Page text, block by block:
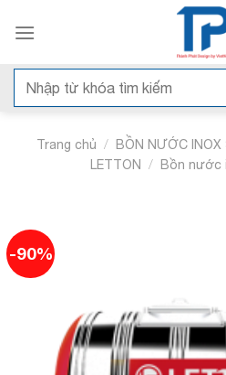
Tìm
kiếm:
Trang chủ / BỒN NƯỚC INOX
LETTON
/ Bồn nước
-90%